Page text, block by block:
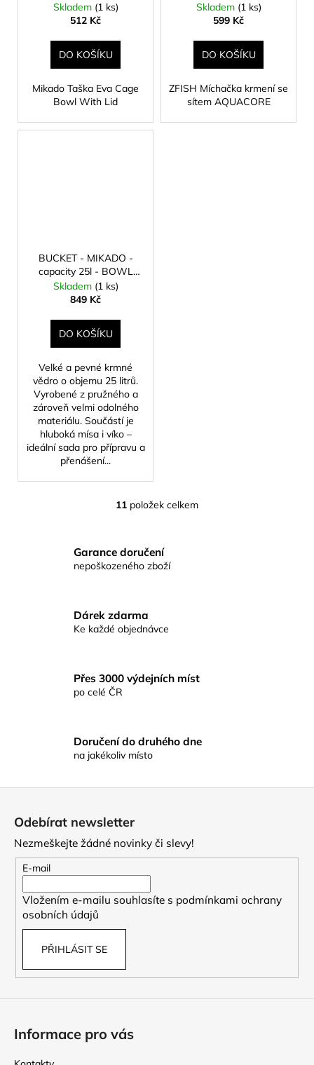
Skladem (1 ks)
512 Kč
DO KOŠÍKU
Mikado Taška Eva Cage
Bowl With Lid
Skladem (1 ks)
599 Kč
DO KOŠÍKU
ZFISH Míchačka krmení se
sítem AQUACORE
BUCKET - MIKADO -
capacity 25l - BOWL
and LID - 1 set.
Skladem (1 ks)
849 Kč
DO KOŠÍKU
Velké a pevné krmné
vědro o objemu 25 litrů.
Vyrobené z pružného a
zároveň velmi odolného
materiálu. Součástí je
hluboká mísa i víko –
ideální sada pro přípravu a
přenášení...
O
á
d
p
k
p
u
11 položek celkem
Garance doručení
nepoškozeného zboží
Dárek zdarma
Ke každé objednávce
Přes 3000 výdejních míst
po celé ČR
Doručení do druhého dne
na jakékoliv místo
Odebírat newsletter
Nezmeškejte žádné novinky či slevy!
E-mail
Vložením e-mailu souhlasíte s podmínkami ochrany
osobních údajů
PŘIHLÁSIT SE
Informace pro vás